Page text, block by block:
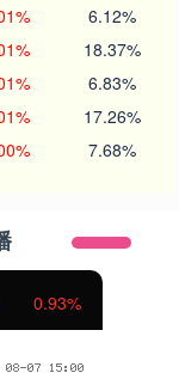
6.12%
18.37%
6.83%
17.26%
7.68%
0.93%